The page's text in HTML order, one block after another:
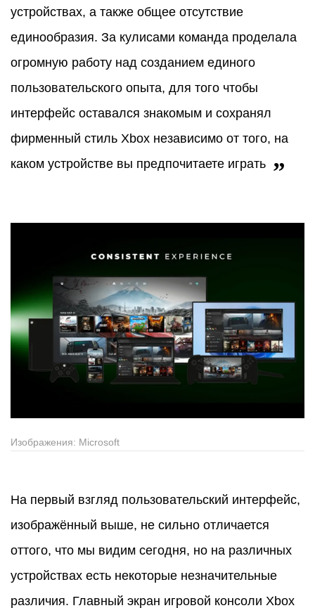
устройствах, а также общее отсутствие
единообразия. За кулисами команда проделала
огромную работу над созданием единого
пользовательского опыта, для того чтобы
интерфейс оставался знакомым и сохранял
фирменный стиль Xbox независимо от того, на
каком устройстве вы предпочитаете играть ”
Изображения: Microsoft
На первый взгляд пользовательский интерфейс,
изображённый выше, не сильно отличается
оттого, что мы видим сегодня, но на различных
устройствах есть некоторые незначительные
различия. Главный экран игровой консоли Xbox